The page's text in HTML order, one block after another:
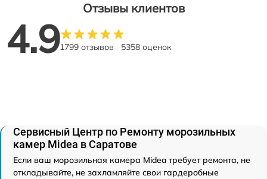
Отзывы клиентов
4.91799 отзывов 5358 оценок
Сервисный Центр по Ремонту морозильных
камер Midea в Саратове
Если ваш морозильная камера Midea требует ремонта, не
откладывайте, не захламляйте свои гардеробные